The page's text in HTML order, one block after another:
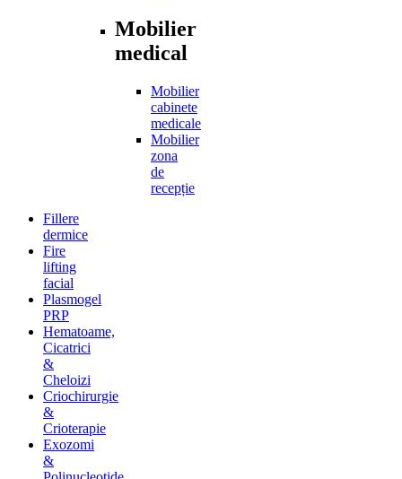
Mobilier
medical
Mobilier
cabinete
medicale
Mobilier
zona
de
recepție
Fillere
dermice
Fire
lifting
facial
Plasmogel
PRP
Hematoame,
Cicatrici
&
Cheloizi
Criochirurgie
&
Crioterapie
Exozomi
&